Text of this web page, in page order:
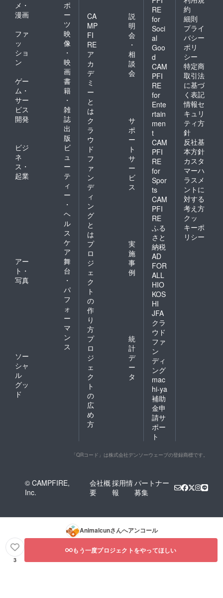
メ・
漫画
ポ
ー
ツ
ファ
ッ
ショ
ン
映
像
・
映
画
ゲー
ム・
サー
ビス
開発
書
籍
・
雑
誌
出
版
ビジ
ネ
ス・
起業
ビ
ュ
ー
テ
ィ
ー
・
ヘ
ル
ス
ケ
ア
アー
ト・
写真
舞
台
・
パ
フ
ォ
ー
マ
ン
ス
ソー
シャ
ル
グッ
ド
CA
MP
FI
RE
ア
カ
デ
ミ
ー
と
は
説
明
会
・
相
談
会
ク
ラ
ウ
ド
フ
ァ
ン
デ
ィ
ン
グ
と
は
サ
ポ
ー
ト
サ
ー
ビ
ス
プ
ロ
ジ
ェ
ク
ト
の
作
り
方
実
施
事
例
プ
ロ
ジ
ェ
ク
ト
の
広
め
方
統
計
デ
ー
タ
RE
for
Soci
al
Goo
d
CAM
PFI
RE
for
Ente
rtain
men
t
CAM
PFI
RE
for
Spor
ts
CAM
PFI
RE
ふる
さと
納税
AD
FOR
ALL
HIO
KOS
HI
JFA
クラ
ウド
ファ
ン
ディ
ング
mac
hi-ya
補助
金申
請サ
ポー
ト
約
細則
プライ
バシー
ポリ
シー
特定商
取引法
に基づ
く表記
情報セ
キュリ
ティ方
針
反社基
本方針
カスタ
マーハ
ラスメ
ントに
対する
考え方
クッ
キーポ
リシー
「QRコード」は株式会社デンソーウェーブの登録商標です。
© CAMPFIRE,
Inc.
会社概
要
採用情
報
パートナー
募集
Animalcunさんへアンコール
3
もう一度プロジェクトをやってほしい